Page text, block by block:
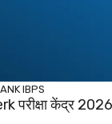
IBPS
परीक्षा केंद्र 2026,